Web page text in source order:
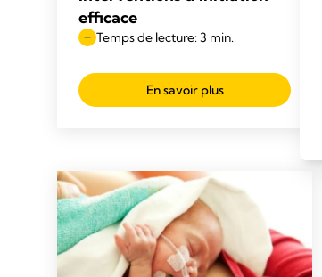
efficace
Temps de lecture: 3 min.
En savoir plus